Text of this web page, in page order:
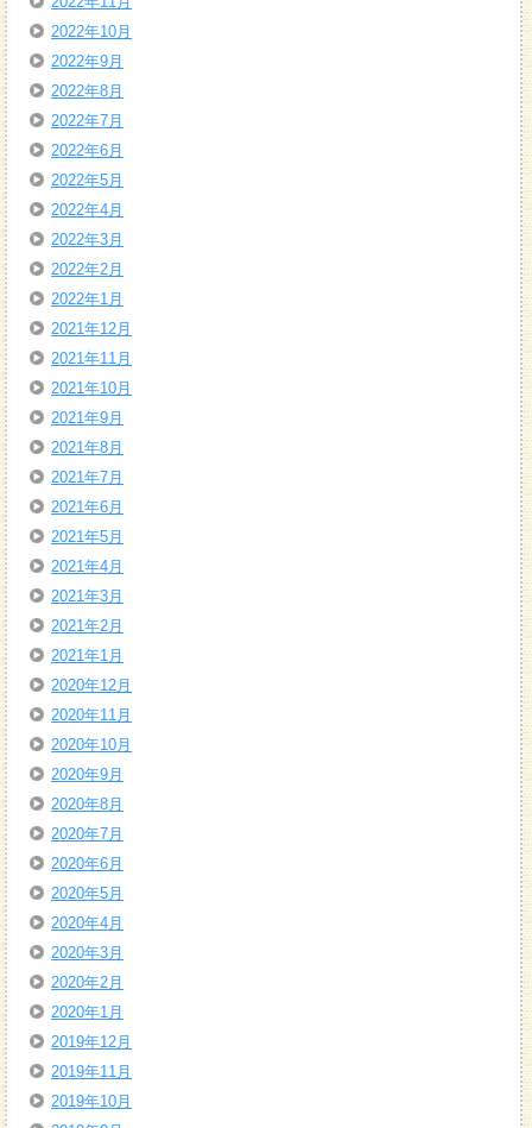
2022年10月
2022年9月
2022年8月
2022年7月
2022年6月
2022年5月
2022年4月
2022年3月
2022年2月
2022年1月
2021年12月
2021年11月
2021年10月
2021年9月
2021年8月
2021年7月
2021年6月
2021年5月
2021年4月
2021年3月
2021年2月
2021年1月
2020年12月
2020年11月
2020年10月
2020年9月
2020年8月
2020年7月
2020年6月
2020年5月
2020年4月
2020年3月
2020年2月
2020年1月
2019年12月
2019年11月
2019年10月